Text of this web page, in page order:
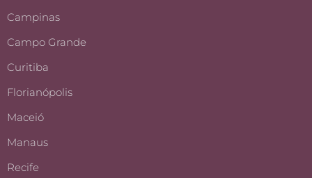
Campinas
Campo Grande
Curitiba
Florianópolis
Maceió
Manaus
Recife